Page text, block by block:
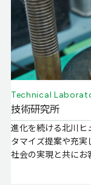
Technical
技術研究所
進化を続ける北川ヒ
タマイズ提案や充
社会の実現と共にお